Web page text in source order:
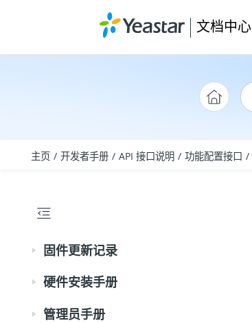
文档中心
主页 开发者手册 API 接口说明 功能配置接口
固件更新记录
硬件安装手册
管理员手册